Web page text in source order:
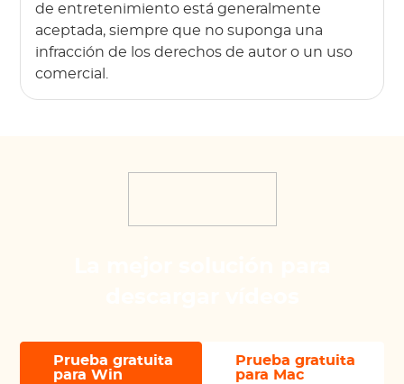
de entretenimiento está generalmente
aceptada, siempre que no suponga una
infracción de los derechos de autor o un uso
comercial.
Prueba gratuita
para Win
Prueba gratuita
para Mac